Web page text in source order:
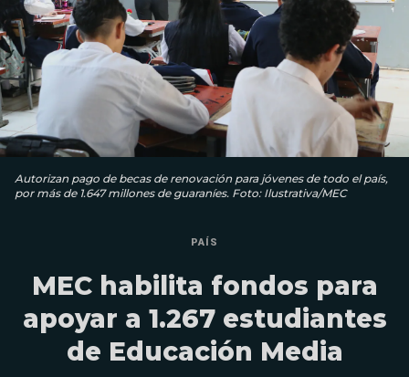
Autorizan pago de becas de renovación para jóvenes de todo el país,
por más de 1.647 millones de guaraníes. Foto: Ilustrativa/MEC
PAÍS
MEC habilita fondos para
apoyar a 1.267 estudiantes
de Educación Media